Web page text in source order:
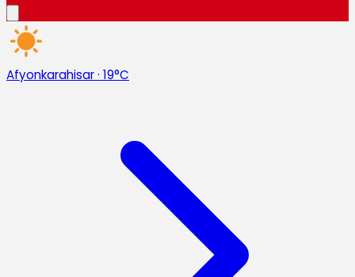
Afyonkarahisar· 19°C